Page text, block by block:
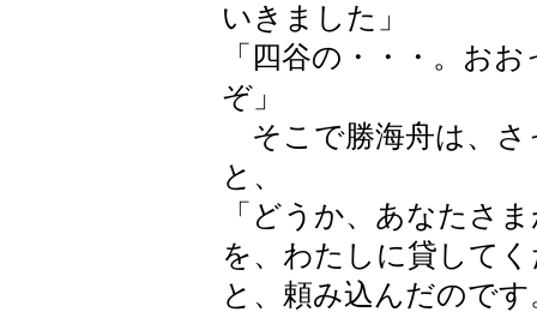
いきました」
「四谷の・・・。お
ぞ」
そこで勝海舟は、さ
と、
「どうか、あなたさ
を、わたしに貸して
と、頼み込んだのです